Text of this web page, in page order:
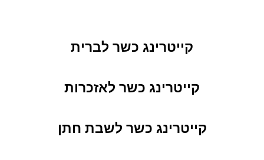
קייטרינג כשר לברית
קייטרינג כשר לאזכרות
קייטרינג כשר לשבת חתן